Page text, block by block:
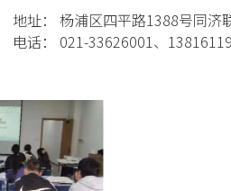
地址： 杨浦区四平路1388号同济
电话： 021-33626001、